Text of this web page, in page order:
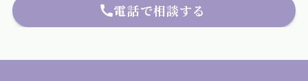
電話で相談する